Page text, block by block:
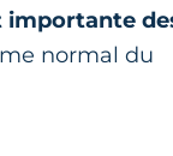
importante
normal du